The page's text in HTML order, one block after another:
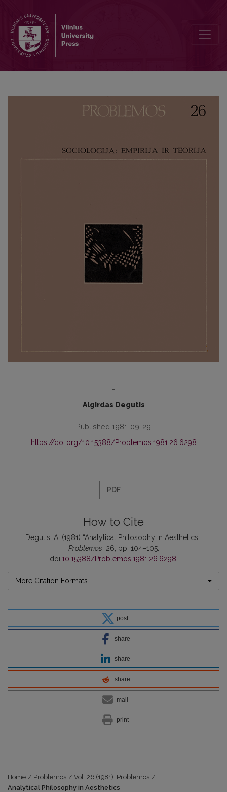
-
Algirdas Degutis
Published 1981-09-29
https://doi.org/10.15388/Problemos.1981.26.6298
PDF
How to Cite
Degutis, A. (1981) “Analytical Philosophy in Aesthetics”,
Problemos , 26, pp. 104–105.
doi:10.15388/Problemos.1981.26.6298
More Citation Formats
post
share
share
share
mail
print
Home / Problemos / Vol. 26 (1981): Problemos /
Analytical Philosophy in Aesthetics